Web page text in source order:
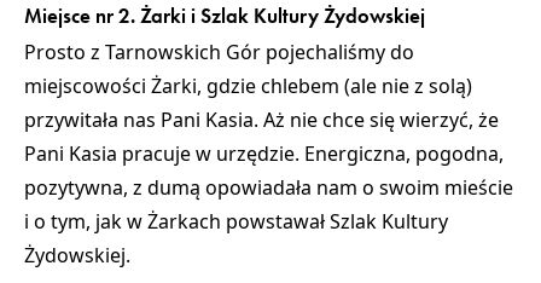
Miejsce nr 2. Żarki i Szlak Kultury Żydowskiej
Prosto z Tarnowskich Gór pojechaliśmy do
miejscowości Żarki, gdzie chlebem (ale nie z solą)
przywitała nas Pani Kasia. Aż nie chce się wierzyć, że
Pani Kasia pracuje w urzędzie. Energiczna, pogodna,
pozytywna, z dumą opowiadała nam o swoim mieście
i o tym, jak w Żarkach powstawał Szlak Kultury
Żydowskiej.